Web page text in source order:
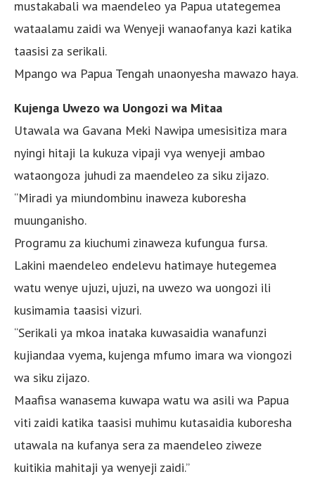
mustakabali wa maendeleo ya Papua utategemea
wataalamu zaidi wa Wenyeji wanaofanya kazi katika
taasisi za serikali.
Mpango wa Papua Tengah unaonyesha mawazo haya.
Kujenga Uwezo wa Uongozi wa Mitaa
Utawala wa Gavana Meki Nawipa umesisitiza mara
nyingi hitaji la kukuza vipaji vya wenyeji ambao
wataongoza juhudi za maendeleo za siku zijazo.
“Miradi ya miundombinu inaweza kuboresha
muunganisho.
Programu za kiuchumi zinaweza kufungua fursa.
Lakini maendeleo endelevu hatimaye hutegemea
watu wenye ujuzi, ujuzi, na uwezo wa uongozi ili
kusimamia taasisi vizuri.
“Serikali ya mkoa inataka kuwasaidia wanafunzi
kujiandaa vyema, kujenga mfumo imara wa viongozi
wa siku zijazo.
Maafisa wanasema kuwapa watu wa asili wa Papua
viti zaidi katika taasisi muhimu kutasaidia kuboresha
utawala na kufanya sera za maendeleo ziweze
kuitikia mahitaji ya wenyeji zaidi.”